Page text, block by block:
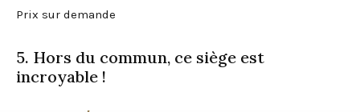
Prix sur demande
5. Hors du commun, ce siège est
incroyable !